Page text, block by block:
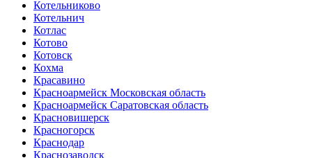
Котельниково
Котельнич
Котлас
Котово
Котовск
Кохма
Красавино
Красноармейск Московская область
Красноармейск Саратовская область
Красновишерск
Красногорск
Краснодар
Краснозаводск